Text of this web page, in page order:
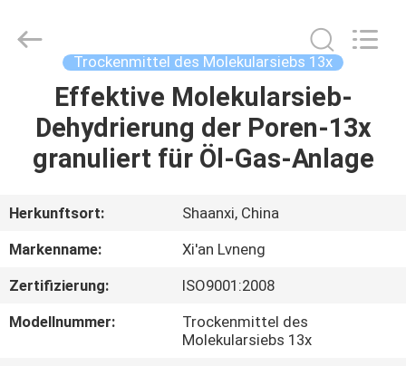
HAUSE
VIDEOS
VR
SHOW
Technology
Co.,Ltd..
Trockenmittel des Molekularsiebs 13x
Effektive Molekularsieb-
Dehydrierung der Poren-13x
granuliert für Öl-Gas-Anlage
Herkunftsort:
Shaanxi, China
Markenname:
Xi'an Lvneng
Zertifizierung:
ISO9001:2008
Modellnummer:
Trockenmittel des
Molekularsiebs 13x